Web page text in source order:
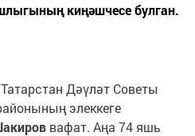
киңәшчесе булган.
Дәүләт Советы
элеккеге
вафат. Аңа 74 яшь